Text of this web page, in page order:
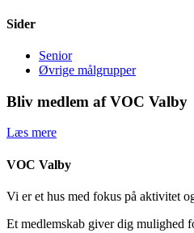
Sider
Senior
Øvrige målgrupper
Bliv medlem af VOC Valby
Læs mere
VOC Valby
Vi er et hus med fokus på aktivitet
Et medlemskab giver dig mulighed